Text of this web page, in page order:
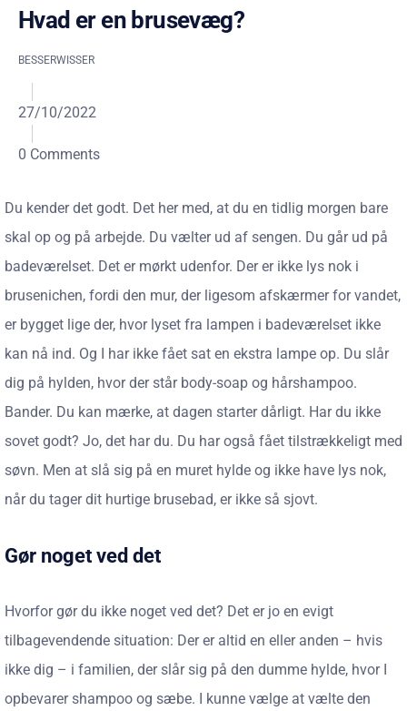
Hvad er en brusevæg?
BESSERWISSER
27/10/2022
0 Comments
Du kender det godt. Det her med, at du en tidlig morgen bare
skal op og på arbejde. Du vælter ud af sengen. Du går ud på
badeværelset. Det er mørkt udenfor. Der er ikke lys nok i
brusenichen, fordi den mur, der ligesom afskærmer for vandet,
er bygget lige der, hvor lyset fra lampen i badeværelset ikke
kan nå ind. Og I har ikke fået sat en ekstra lampe op. Du slår
dig på hylden, hvor der står body-soap og hårshampoo.
Bander. Du kan mærke, at dagen starter dårligt. Har du ikke
sovet godt? Jo, det har du. Du har også fået tilstrækkeligt med
søvn. Men at slå sig på en muret hylde og ikke have lys nok,
når du tager dit hurtige brusebad, er ikke så sjovt.
Gør noget ved det
Hvorfor gør du ikke noget ved det? Det er jo en evigt
tilbagevendende situation: Der er altid en eller anden – hvis
ikke dig – i familien, der slår sig på den dumme hylde, hvor I
opbevarer shampoo og sæbe. I kunne vælge at vælte den